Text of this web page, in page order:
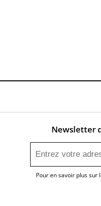
Newsletter
Pour en savoir plus sur